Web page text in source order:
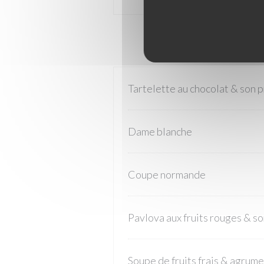
Tartelette au chocolat & son
Dame blanche
Coupe normande
Pavlova aux fruits rouges &
Soupe de fruits frais &